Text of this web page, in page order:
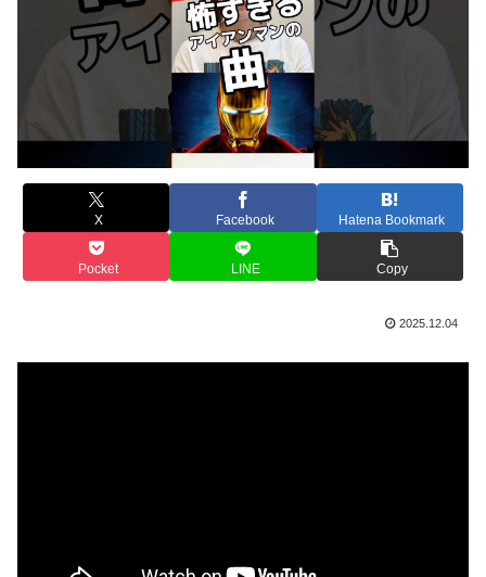
X Facebook Hatena Bookmark
Pocket LINE Copy
2025.12.04